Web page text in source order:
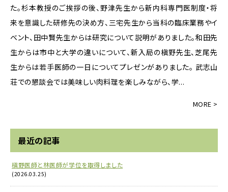
た。杉本教授のご挨拶の後、野津先生から新内科専門医制度・将
来を意識した研修先の決め方、三宅先生から当科の臨床業務やイ
ベント、田中賢先生からは研究について説明がありました。和田先
生からは市中と大学の違いについて、新入局の槇野先生、芝尾先
生からは若手医師の一日についてプレゼンがありました。 武志山
荘での懇談会では美味しい肉料理を楽しみながら、学...
最近の記事
槇野医師と林医師が学位を取得しました
(2026.03.25)